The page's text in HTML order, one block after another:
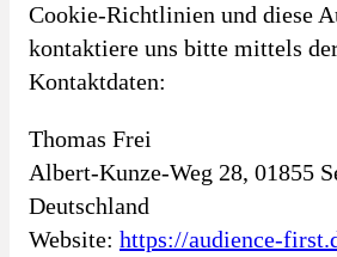
Cookie-Richtlinien und diese
kontaktiere uns bitte mittels
Kontaktdaten:
Thomas Frei
Albert-Kunze-Weg 28, 01855
Deutschland
Website: https://audience-